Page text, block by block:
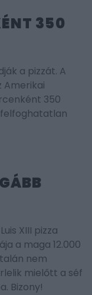
350
a pizzát. A
Amerikai
350
felfoghatatlan
XIII pizza
a maga 12.000
nem
mielőtt a séf
Bizony!